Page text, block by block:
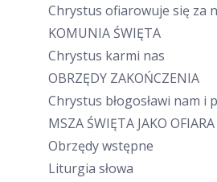
Chrystus ofiarowuje się za
KOMUNIA ŚWIĘTA
Chrystus karmi nas
OBRZĘDY ZAKOŃCZENIA
Chrystus błogosławi nam i
MSZA ŚWIĘTA JAKO
Obrzędy wstępne
Liturgia słowa